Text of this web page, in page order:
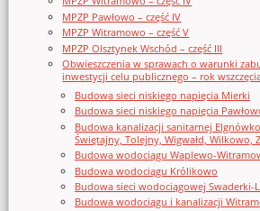
MPZP Pawłowo – część IV
MPZP Witramowo – część V
MPZP Olsztynek Wschód – część III
Obwieszczenia w sprawach o warunki
inwestycji celu publicznego – rok
Budowa sieci niskiego napięcia Mierki
Budowa sieci niskiego napięcia
Budowa kanalizacji sanitarnej
Świętajny, Tolejny, Wigwałd, Wilkowo,
Budowa wodociągu Waplewo-
Budowa wodociągu Królikowo
Budowa sieci wodociągowej
Budowa wodociągu i kanalizacji